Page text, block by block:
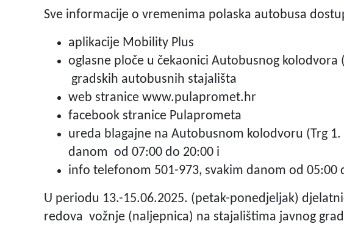
Sve informacije o vremenima polaska autobusa
aplikacije Mobility Plus
oglasne ploče u čekaonici Autobusnog kolodvora
gradskih autobusnih stajališta
web stranice www.pulapromet.hr
facebook stranice Pulaprometa
ureda blagajne na Autobusnom kolodvoru (Trg
danom od 07:00 do 20:00 i
info telefonom 501-973, svakim danom od 05:00
U periodu 13.-15.06.2025. (petak-ponedjeljak)
redova vožnje (naljepnica) na stajalištima javnog